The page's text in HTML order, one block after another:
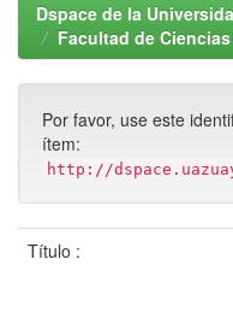
Dspace de la
Facultad de
Por favor, use este
ítem:
http://
Título :